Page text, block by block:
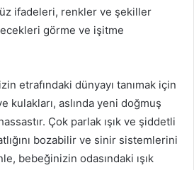
ifadeleri, renkler ve şekiller
görme ve işitme
etrafındaki dünyayı tanımak için
kulakları, aslında yeni doğmuş
Çok parlak ışık ve şiddetli
bozabilir ve sinir sistemlerini
bebeğinizin odasındaki ışık